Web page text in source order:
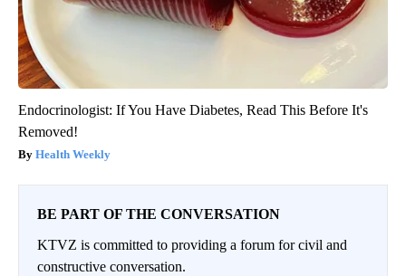
Endocrinologist: If You Have Diabetes, Read This Before It's
Removed!
Health Weekly
BE PART OF THE CONVERSATION
KTVZ is committed to providing a forum for civil and
constructive conversation.